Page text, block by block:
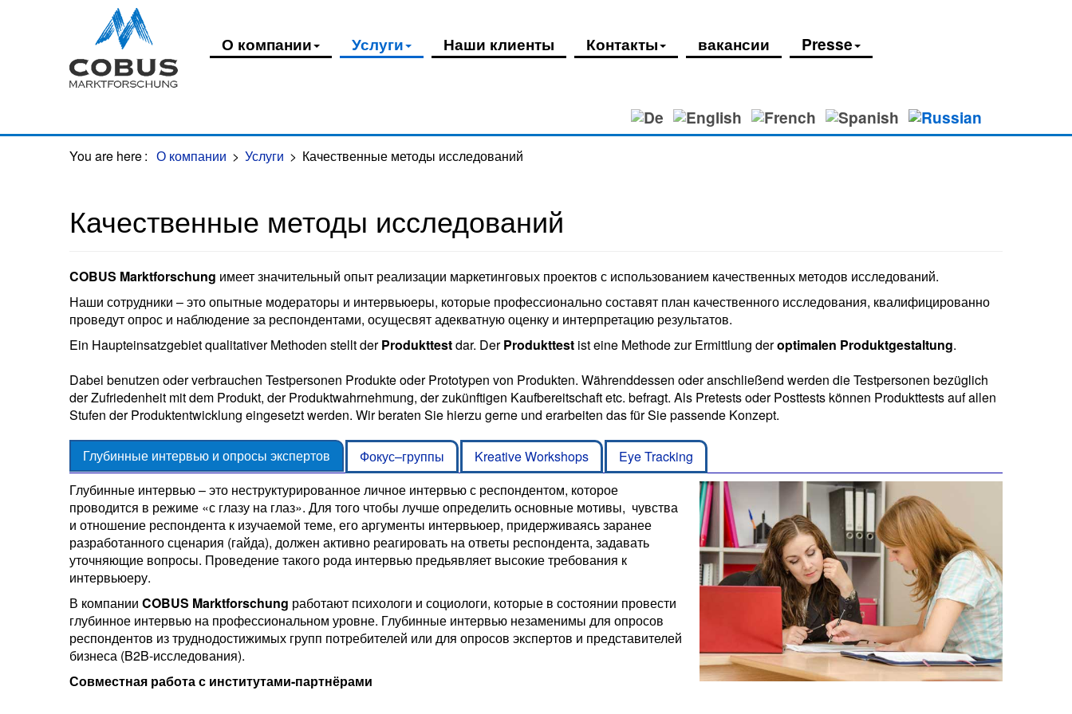
Oops, an error occurred! Code: 202608081340394164678c
О компании Услуги Наши клиенты Контакты вакансии Presse
You are here: О компании > Услуги > Качественные методы исследований
Качественные методы исследований
COBUS Marktforschung имеет значительный опыт реализации маркетинговых проектов с использованием качественных методов исследований.
Наши сотрудники – это опытные модераторы и интервьюеры, которые профессионально составят план качественного исследования, квалифицированно
проведут опрос и наблюдение за респондентами, осущесвят адекватную оценку и интерпретацию результатов.
Ein Haupteinsatzgebiet qualitativer Methoden stellt derProdukttestdar. DerProdukttest ist eine Methode zur Ermittlung deroptimalen Produktgestaltung.
Dabei benutzen oder verbrauchen Testpersonen Produkte oder Prototypen von Produkten. Währenddessen oder anschließend werden die Testpersonen bezüglich
der Zufriedenheit mit dem Produkt, der Produktwahrnehmung, der zukünftigen Kaufbereitschaft etc. befragt. Als Pretests oder Posttests können Produkttests auf allen
Stufen der Produktentwicklung eingesetzt werden. Wir beraten Sie hierzu gerne und erarbeiten das für Sie passende Konzept.
Глубинные интервью и опросы экспертов Фокус–группы Kreative Workshops
Eye Tracking
Глубинные интервью – это неструктурированное личное интервью с респондентом, которое
проводится в режиме «с глазу на глаз». Для того чтобы лучше определить основные мотивы, чувства
и отношение респондента к изучаемой теме, его аргументы интервьюер, придерживаясь заранее
разработанного сценария (гайда), должен активно реагировать на ответы респондента, задавать
уточняющие вопросы. Проведение такого рода интервью предьявляет высокие требования к
интервьюеру.
В компании COBUS Marktforschung работают психологи и социологи, которые в состоянии провести
глубинное интервью на профессиональном уровне. Глубинные интервью незаменимы для опросов
респондентов из труднодостижимых групп потребителей или для опросов экспертов и представителей
бизнеса (B2B-исследования).
Совместная работа с институтами-партнёрами